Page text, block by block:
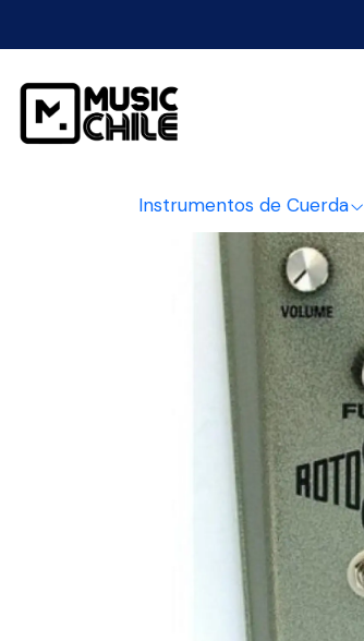
Instrumentos de Cuerda